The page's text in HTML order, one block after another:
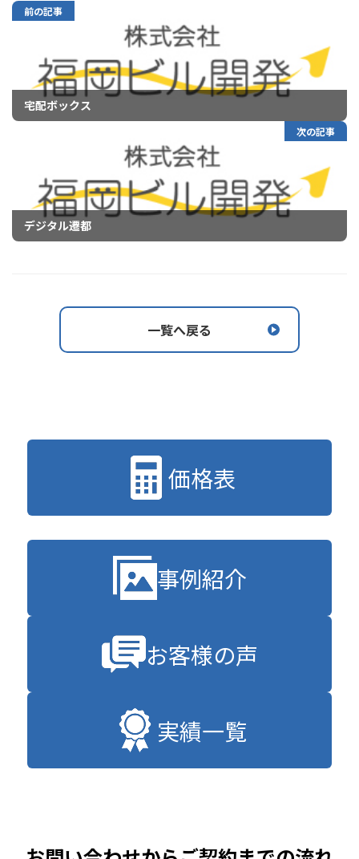
前の記事
宅配ボックス
次の記事
デジタル遷都
一覧へ戻る
価格表
事例紹介
お客様の声
実績一覧